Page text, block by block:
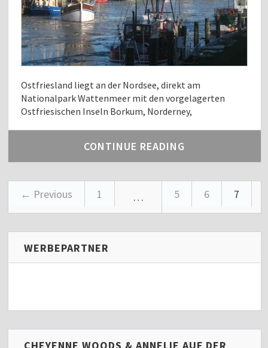
Ostfriesland liegt an der Nordsee, direkt am
Nationalpark Wattenmeer mit den vorgelagerten
Ostfriesischen Inseln Borkum, Norderney,
CONTINUE READING
← Previous 1 … 5 6 7
WERBEPARTNER
CHEYENNE WOODS & ANNELIE AUF DER